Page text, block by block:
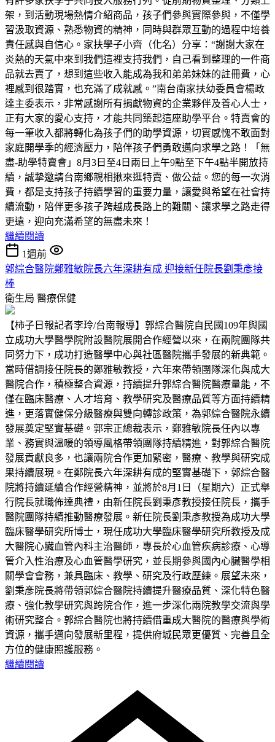
架，到活動現場熱情介紹商品，孩子們參與實際參與，不僅學
習汲取資源、熟悉物資的精神，同時與群眾互動的過程中培養
責任感與自信心。家扶學子小齊（化名）分享：“謝謝大家在
炎熱的天氣中來到我們這裡支持我們，自己看到整理的一件商
品就去賣了，想到這些收入能成為我和弟弟妹妹的註冊費，心
裡感到很踏實，也充滿了成就感。”南台南家扶幼委員會楊政
達主委表示，非常感謝所有捐獻物資的企業夥伴及善心人士，
正有大家的愛心支持，才能共同築起這座助學平台。特賣會的
每一筆收入都將轉化為孩子們的助學資源，切實感愧不敢面對
家庭開學季的經濟壓力，陪伴孩子們勇敢邁向求學之路！「無
盡-助學特賣會」8月3日至4日兩日上午9點至下午4點半開放持
續，誠摯邀請台南鄉親相揪來逛特賣、做公益。您的每一次消
費，都是支持孩子持續學習的重要力量，讓愛與希望在社會持
續流動，陪伴更多孩子跨越成長路上的難關、讓求學之路走得
更遠，迎向充滿希望的無盡未來！
繼續閱讀
1週前
郭綜合醫院鄭雅敏院長六年深耕有成 迎接新任院長劉秉彥接
棒
衛生局 醫療保健
【柿子日報記者李玲/台南報導】郭綜合醫院自民國109年與國
立成功大學醫學院附設醫院展開合作經營以來，在兩院團隊共
同努力下，成功打造醫學中心與社區醫院攜手發展的新典範。
當時借調接任院長的鄭雅敏教授，六年來帶領團隊深化與成大
醫院合作，積極整合資源，持續提升郭綜合醫院醫療量能，不
僅在臨床醫療、人才培育、教學研究及醫療品質等方面持續精
進，更落實健保分級醫療與雙向轉診政策，為郭綜合醫院永續
發展奠定堅實基礎。郭宗正總裁表示，鄭雅敏院長任內以專
業、務實與溫暖的領導風格帶領團隊持續精進，對郭綜合醫院
發展貢獻良多，也讓兩院合作更加緊密，醫療、教學與研究成
果持續展現。在鄭院長六年深耕有成的堅實基礎下，郭綜合醫
院將持續延續合作經營精神，並將於8月1日（星期六）正式舉
行院長就職佈達典禮，由新任院長劉秉彥教授接任院長，攜手
醫院團隊持續推動醫療發展。新任院長劉秉彥教授為成功大學
臨床醫學研究所博士，現任成功大學臨床醫學研究所教授及成
大醫院心臟血管內科主治醫師，專長於心血管疾病診療、心導
管介入性治療及心血管醫學研究，並長期參與國內心臟醫學相
關學會會務，兼具臨床、教學、研究及行政歷練。展望未來，
劉秉彥院長將帶領郭綜合醫院持續提升醫療品質、深化特色醫
療、強化教學研究與跨院合作，進一步深化兩院教學交流與學
術研究整合。郭綜合醫院也將持續借重成大醫院的醫療與學術
資源，攜手邁向發展新里程，提供府城民眾更優質、完善且全
方位的健康照護服務。
繼續閱讀